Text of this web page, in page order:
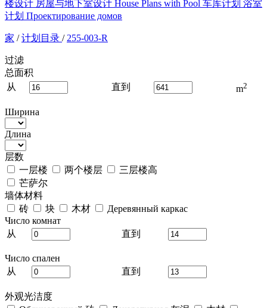
楼设计 房屋与地下室设计 House Plans with Pool 车库计划 浴室
计划 Проектирование домов
家 / 计划目录 / 255-003-R
过滤
总面积
从
直到 m2
Ширина
Длина
层数
一层楼
两个楼层
三层楼高
芒萨尔
墙体材料
砖
块 木材
Деревянный каркас
Число комнат
从
直到
Число спален
从
直到
外观光洁度